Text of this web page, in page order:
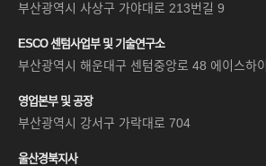
부산광역시 사상구 가야대로 213번길 9
ESCO 센텀사업부 및 기술연구소
부산광역시 해운대구 센텀중앙로 48 에이스하
영업본부 및 공장
부산광역시 강서구 가락대로 704
울산경북지사